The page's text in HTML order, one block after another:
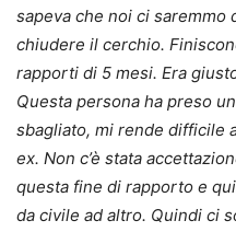
sapeva che noi ci
chiudere il cerchio.
rapporti di 5 mesi. Era
Questa persona ha preso
sbagliato, mi rende difficile
ex. Non c’è stata
questa fine di rapporto e
da civile ad altro. Quindi ci